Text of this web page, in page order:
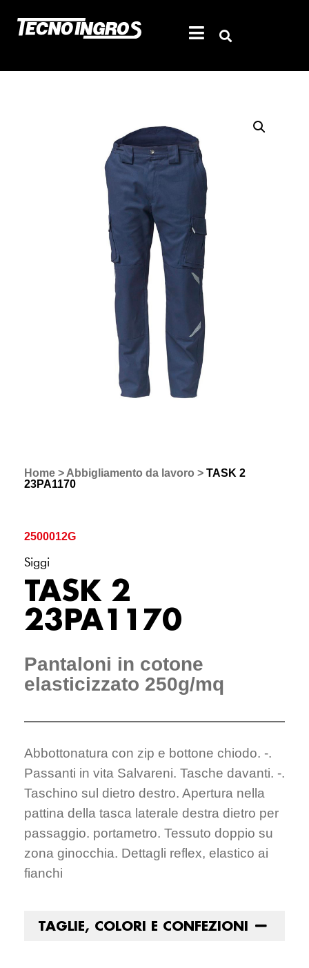
Home > Abbigliamento da lavoro > TASK 2
23PA1170
2500012G
Siggi
TASK 2
23PA1170
Pantaloni in cotone
elasticizzato 250g/mq
Abbottonatura con zip e bottone chiodo. -.
Passanti in vita Salvareni. Tasche davanti. -.
Taschino sul dietro destro. Apertura nella
pattina della tasca laterale destra dietro per
passaggio. portametro. Tessuto doppio su
zona ginocchia. Dettagli reflex, elastico ai
fianchi
TAGLIE, COLORI E CONFEZIONI